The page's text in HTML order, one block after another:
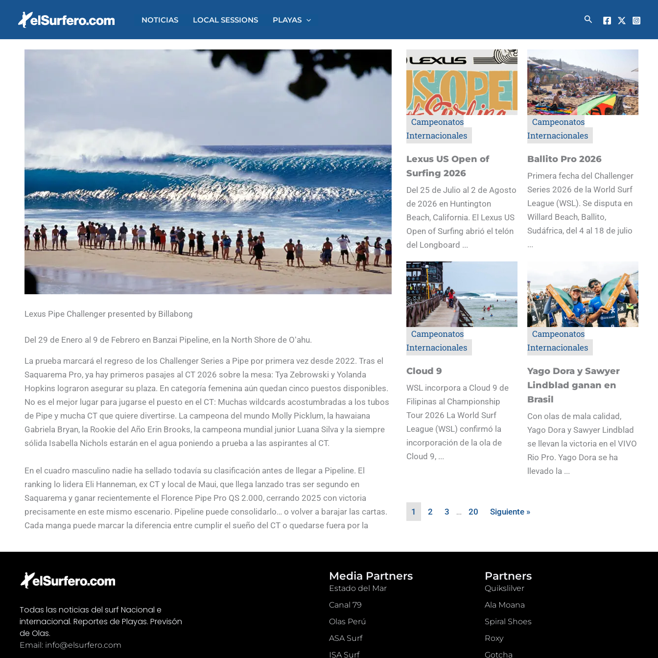
NOTICIAS LOCAL SESSIONS PLAYAS Buscar
Lexus Pipe Challenger presented by Billabong
Del 29 de Enero al 9 de Febrero en Banzai Pipeline, en la North Shore de Oʻahu.
La prueba marcará el regreso de los Challenger Series a Pipe por primera vez desde 2022. Tras el
Saquarema Pro, ya hay primeros pasajes al CT 2026 sobre la mesa: Tya Zebrowski y Yolanda
Hopkins lograron asegurar su plaza. En categoría femenina aún quedan cinco puestos disponibles.
No es el mejor lugar para jugarse el puesto en el CT: Muchas wildcards acostumbradas a los tubos
de Pipe y mucha CT que quiere divertirse. La campeona del mundo Molly Picklum, la hawaiana
Gabriela Bryan, la Rookie del Año Erin Brooks, la campeona mundial junior Luana Silva y la siempre
sólida Isabella Nichols estarán en el agua poniendo a prueba a las aspirantes al CT.
En el cuadro masculino nadie ha sellado todavía su clasificación antes de llegar a Pipeline. El
ranking lo lidera Eli Hanneman, ex CT y local de Maui, que llega lanzado tras ser segundo en
Saquarema y ganar recientemente el Florence Pipe Pro QS 2.000, cerrando 2025 con victoria
precisamente en este mismo escenario. Pipeline puede consolidarlo… o volver a barajar las cartas.
Cada manga puede marcar la diferencia entre cumplir el sueño del CT o quedarse fuera por la
wildcards de nivel y pesos pesados del CT, lo que eleva aún más la exigencia. Entre los hombres
finalista en Pipe en 2025, y Griffin Colapinto, habitual aspirante al título mundial.
Campeonatos
Internacionales
Lexus US Open of
Surfing 2026
Del 25 de Julio al 2 de Agosto
de 2026 en Huntington
Beach, California. El Lexus US
Open of Surfing abrió el telón
del Longboard ...
Campeonatos
Internacionales
Ballito Pro 2026
Primera fecha del Challenger
Series 2026 de la World Surf
League (WSL). Se disputa en
Willard Beach, Ballito,
Sudáfrica, del 4 al 18 de julio
...
Campeonatos
Internacionales
Cloud 9
WSL incorpora a Cloud 9 de
Filipinas al Championship
Tour 2026 La World Surf
League (WSL) confirmó la
incorporación de la ola de
Cloud 9, ...
Campeonatos
Internacionales
Yago Dora y Sawyer
Lindblad ganan en
Brasil
Con olas de mala calidad,
Yago Dora y Sawyer Lindblad
se llevan la victoria en el VIVO
Rio Pro. Yago Dora se ha
llevado la ...
1 2 3 … 20 Siguiente »
Todas las noticias del surf Nacional e
internacional. Reportes de Playas. Previsón
de Olas.
Email: info@elsurfero.com
Media Partners
Estado del Mar
Canal 79
Olas Perú
ASA Surf
ISA Surf
Partners
Quikslilver
Ala Moana
Spiral Shoes
Roxy
Gotcha